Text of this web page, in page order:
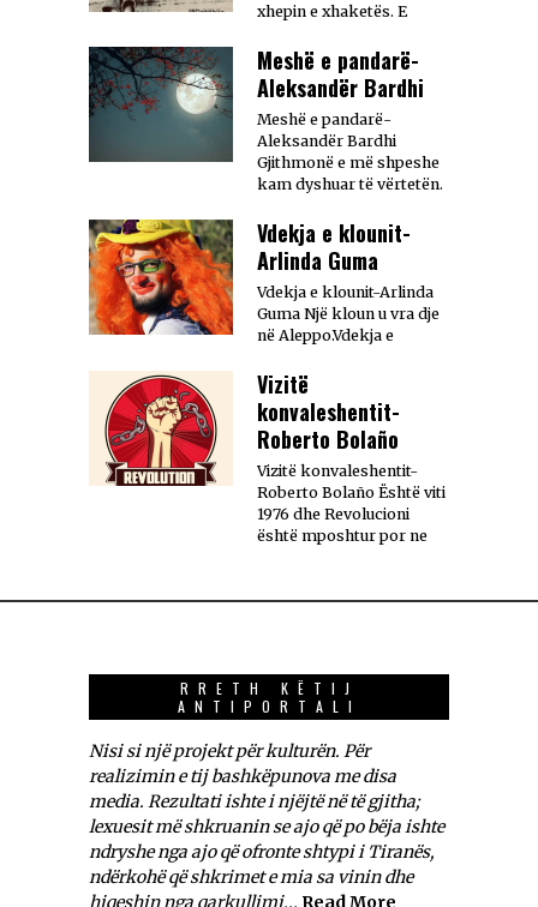
xhepin e xhaketës. E
Meshë e pandarë-
Aleksandër Bardhi
Meshë e pandarë-
Aleksandër Bardhi
Gjithmonë e më shpeshe
kam dyshuar të vërtetën.
Vdekja e klounit-
Arlinda Guma
Vdekja e klounit-Arlinda
Guma Një kloun u vra dje
në Aleppo.Vdekja e
Vizitë
konvaleshentit-
Roberto Bolaño
Vizitë konvaleshentit-
Roberto Bolaño Është viti
1976 dhe Revolucioni
është mposhtur por ne
RRETH KËTIJ
ANTIPORTALI
Nisi si një projekt për kulturën. Për
realizimin e tij bashkëpunova me disa
media. Rezultati ishte i njëjtë në të gjitha;
lexuesit më shkruanin se ajo që po bëja ishte
ndryshe nga ajo që ofronte shtypi i Tiranës,
ndërkohë që shkrimet e mia sa vinin dhe
hiqeshin nga qarkullimi... Read More